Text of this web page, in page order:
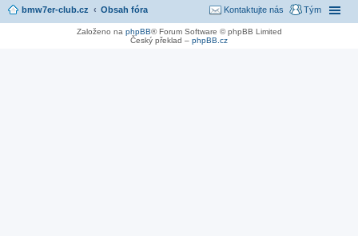
bmw7er-club.cz Obsah fóra Tým
Kontaktujte nás
Založeno na phpBB® Forum Software © phpBB Limited
Český překlad – phpBB.cz